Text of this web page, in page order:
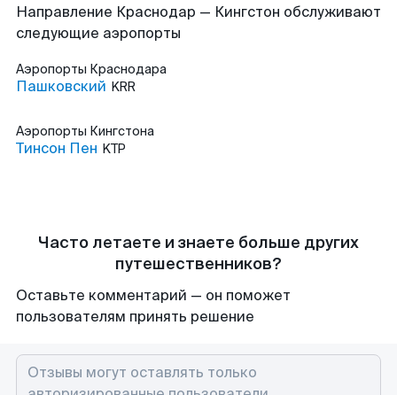
Направление Краснодар — Кингстон обслуживают
следующие аэропорты
Аэропорты Краснодара
Пашковский KRR
Аэропорты Кингстона
Тинсон Пен KTP
Часто летаете и знаете больше других
путешественников?
Оставьте комментарий — он поможет
пользователям принять решение